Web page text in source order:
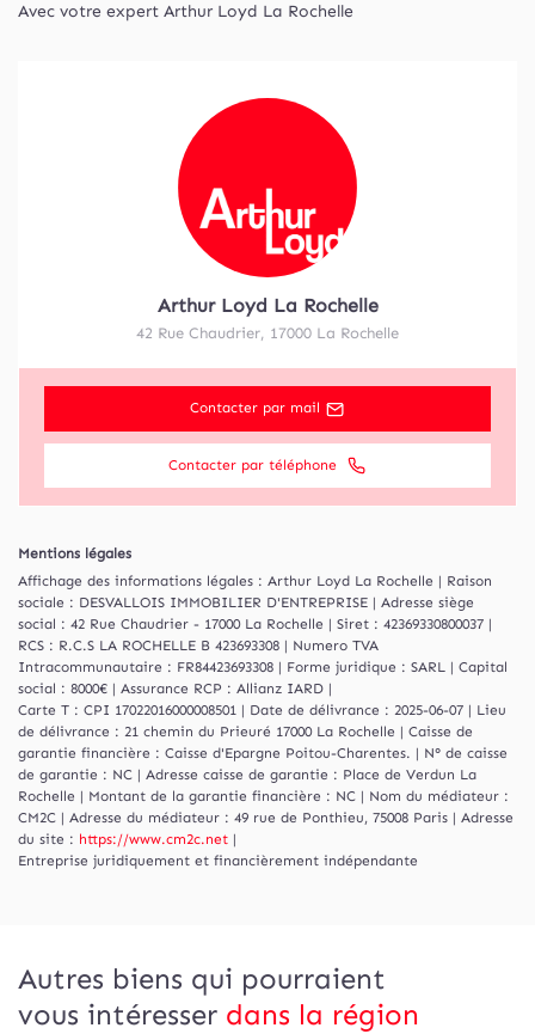
Avec votre expert Arthur Loyd La Rochelle
Arthur Loyd La Rochelle
42 Rue Chaudrier, 17000 La Rochelle
Contacter par mail
Contacter par téléphone
Mentions légales
Affichage des informations légales : Arthur Loyd La Rochelle | Raison
sociale : DESVALLOIS IMMOBILIER D'ENTREPRISE | Adresse siège
social : 42 Rue Chaudrier - 17000 La Rochelle | Siret : 42369330800037 |
RCS : R.C.S LA ROCHELLE B 423693308 | Numero TVA
Intracommunautaire : FR84423693308 | Forme juridique : SARL | Capital
social : 8000€ | Assurance RCP : Allianz IARD |
Carte T : CPI 17022016000008501 | Date de délivrance : 2025-06-07 | Lieu
de délivrance : 21 chemin du Prieuré 17000 La Rochelle | Caisse de
garantie financière : Caisse d'Epargne Poitou-Charentes. | N° de caisse
de garantie : NC | Adresse caisse de garantie : Place de Verdun La
Rochelle | Montant de la garantie financière : NC | Nom du médiateur :
CM2C | Adresse du médiateur : 49 rue de Ponthieu, 75008 Paris | Adresse
du site : https://www.cm2c.net |
Entreprise juridiquement et financièrement indépendante
Autres biens qui pourraient
vous intéresser dans la région